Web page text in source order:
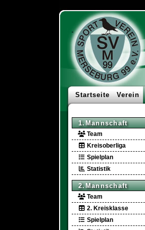
Startseite Verein
1.Mannschaft
Team
Kreisoberliga
Spielplan
Statistik
2.Mannschaft
Team
2. Kreisklasse
Spielplan